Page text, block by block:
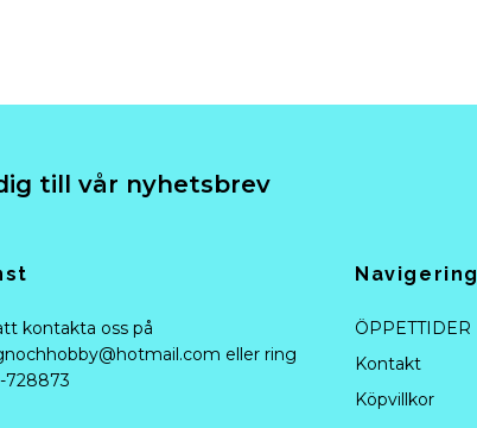
till vår nyhetsbrev
kontakta oss på
eller ring
728873
Navigering
ÖPPETTIDER
Kontakt
Köpvillkor